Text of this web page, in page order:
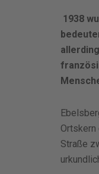
1938
Straße